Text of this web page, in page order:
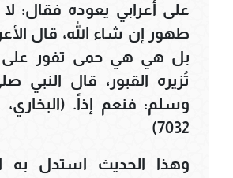
على أعرابي يعوده فقال:
طهور إن شاء الله، قال
بل هي هي حمى تفور على
تُزيره القبور، قال النبي
وسلم: فنعم إذاً. (البخاري،
7032)
وهذا الحديث استدل به